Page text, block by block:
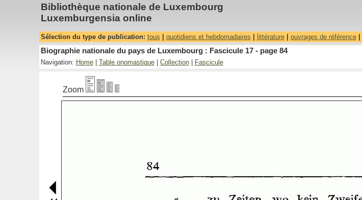
Bibliothèque nationale de Luxembourg
Luxemburgensia online
Sélection du type de publication: tous quotidiens et hebdomadaires littérature| ouvrages de référence|
Biographie nationale du pays de Luxembourg : Fascicule 17 - page 84
Navigation: Home| Table onomastique| Collection| Fascicule
Zoom